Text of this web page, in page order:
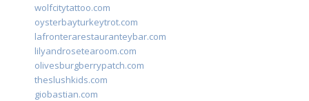
wolfcitytattoo.com
oysterbayturkeytrot.com
lafronterarestauranteybar.com
lilyandrosetearoom.com
olivesburgberrypatch.com
theslushkids.com
giobastian.com